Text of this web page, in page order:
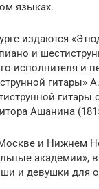
языках.
издаются
и
исполнителя и
гита­ры»
Ашанина
Москве и Нижнем
академии»,
и девушки для